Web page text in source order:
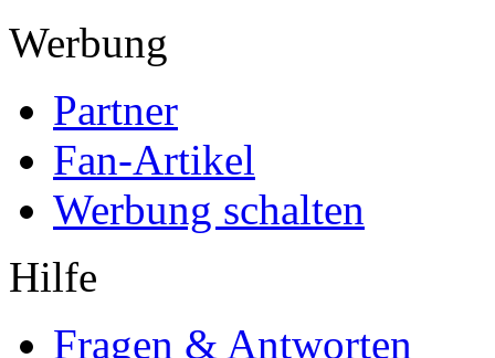
Werbung
Partner
Fan-Artikel
Werbung schalten
Hilfe
Fragen & Antworten